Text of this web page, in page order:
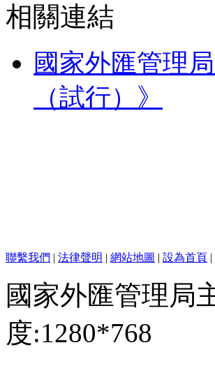
相關連結
國家外匯管理
（試行）》
聯繫我們 | 法律聲明 | 網站地圖 | 設為首頁 |
國家外匯管理局
度:1280*768